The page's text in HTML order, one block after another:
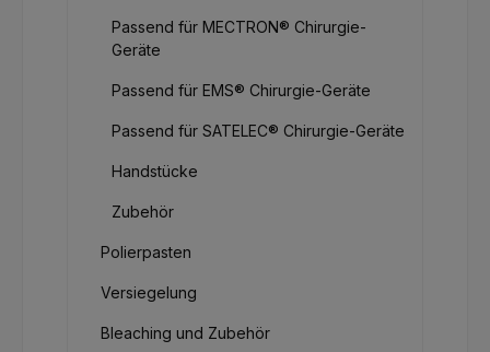
Passend für MECTRON® Chirurgie-
Geräte
Passend für EMS® Chirurgie-Geräte
Passend für SATELEC® Chirurgie-Geräte
Handstücke
Zubehör
Polierpasten
Versiegelung
Bleaching und Zubehör